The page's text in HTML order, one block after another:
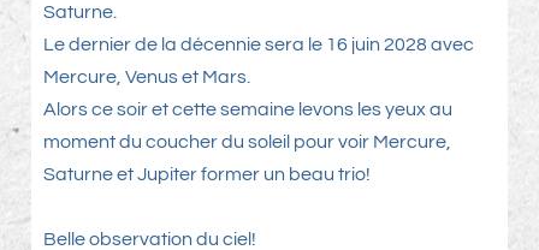
Saturne.
Le dernier de la décennie sera le 16 juin 2028 avec
Mercure, Venus et Mars.
Alors ce soir et cette semaine levons les yeux au
moment du coucher du soleil pour voir Mercure,
Saturne et Jupiter former un beau trio!
Belle observation du ciel!